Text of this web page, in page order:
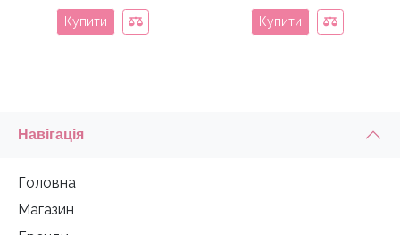
Купити Купити
Навігація
Головна
Магазин